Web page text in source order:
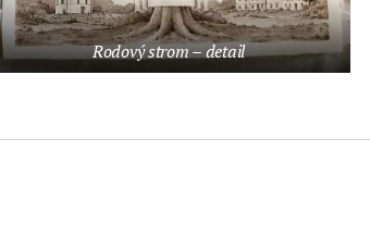
Rodový strom – detail